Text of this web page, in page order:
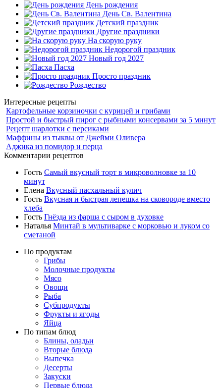
День рождения
День Св. Валентина
Детский праздник
Другие праздники
На скорую руку
Недорогой праздник
Новый год 2027
Пасха
Просто праздник
Рождество
Интересные рецепты
Картофельные корзиночки с курицей и грибами
Простой и быстрый пирог с рыбными консервами за 5 минут
Рецепт шарлотки с персиками
Маффины из тыквы от Джейми Оливера
Аджика из помидор и перца
Комментарии рецептов
Гость Самый вкусный торт в микроволновке за 10
минут
Елена Вкусный пасхальный кулич
Гость Вкусная и быстрая лепешка на сковороде вместо
хлеба
Гость Гнёзда из фарша с сыром в духовке
Наталья Минтай в мультиварке с морковью и луком со
сметаной
По продуктам
Грибы
Молочные продукты
Мясо
Овощи
Рыба
Субпродукты
Фрукты и ягоды
Яйца
По типам блюд
Блины, оладьи
Вторые блюда
Выпечка
Десерты
Закуски
Первые блюда